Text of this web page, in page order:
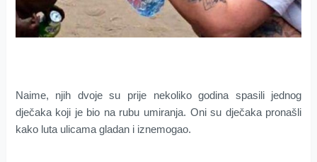
Naime, njih dvoje su prije nekoliko godina spasili jednog
dječaka koji je bio na rubu umiranja. Oni su dječaka pronašli
kako luta ulicama gladan i iznemogao.